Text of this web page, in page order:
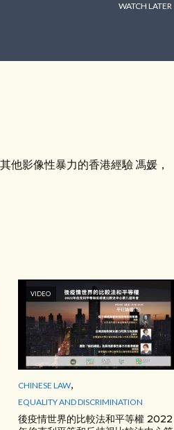
WATCH LATER
他影像性暴力的香港經驗 馮媛，
VIDEO
CHINESE LAW,
EQUALITY AND DISCRIMINATION
後疫情世界的比較法和平等權 2022